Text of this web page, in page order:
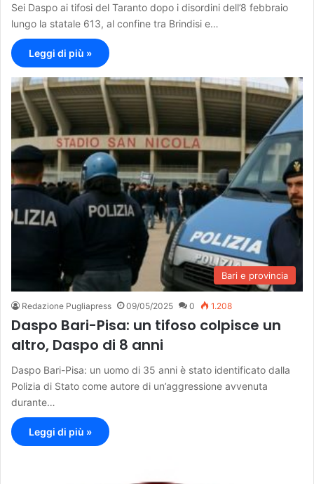
Sei Daspo ai tifosi del Taranto dopo i disordini dell’8 febbraio
lungo la statale 613, al confine tra Brindisi e…
Leggi di più »
Bari e provincia
Redazione Pugliapress 09/05/2025 0 1.208
Daspo Bari-Pisa: un tifoso colpisce un
altro, Daspo di 8 anni
Daspo Bari-Pisa: un uomo di 35 anni è stato identificato dalla
Polizia di Stato come autore di un’aggressione avvenuta
durante…
Leggi di più »